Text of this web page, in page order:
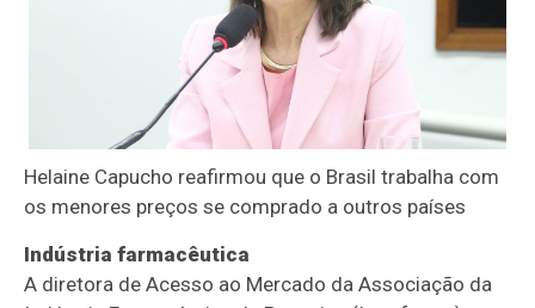
Helaine Capucho reafirmou que o Brasil trabalha com
os menores preços se comprado a outros países
Indústria farmacêutica
A diretora de Acesso ao Mercado da Associação da